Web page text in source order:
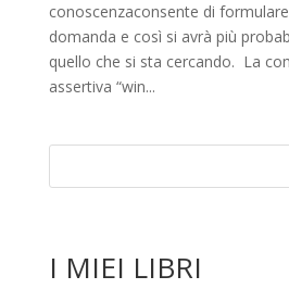
conoscenzaconsente di
domanda e così si avrà più
quello che si sta cercando. La
assertiva “win...
I MIEI LIBRI